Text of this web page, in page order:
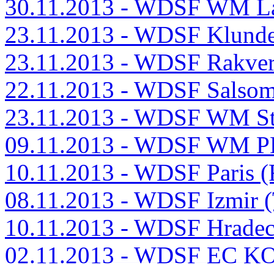
30.11.2013 - WDSF WM
23.11.2013 - WDSF
23.11.2013 - WDSF
22.11.2013 - WDSF
23.11.2013 - WDSF WM
09.11.2013 - WDSF WM
10.11.2013 - WDSF Paris
08.11.2013 - WDSF Izmir
10.11.2013 - WDSF
02.11.2013 - WDSF EC